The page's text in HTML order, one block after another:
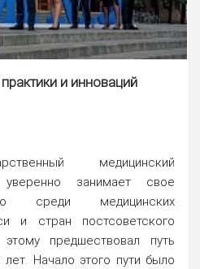
и инноваций
медицинский
уверенно занимает свое
среди медицинских
и стран постсоветского
предшествовал путь
Начало этого пути было